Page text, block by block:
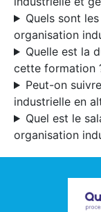
Quels sont
organisation
Quelle est la
cette formation
Peut-on
industrielle en
Quel est le
organisation